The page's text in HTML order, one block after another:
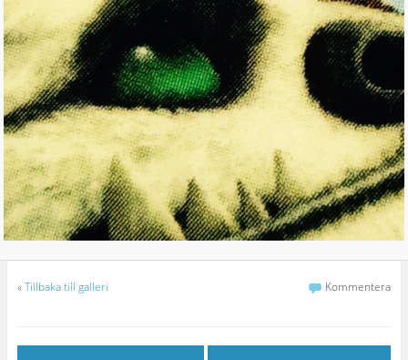
«Tillbaka till galleri Kommentera